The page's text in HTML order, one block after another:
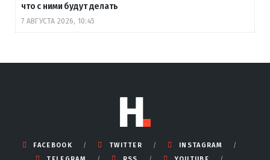
что с ними будут делать
7 АВГУСТА 2026, 10:45
FACEBOOK TWITTER
INSTAGRAM